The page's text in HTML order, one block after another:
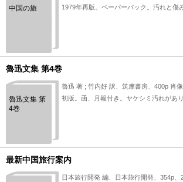
中国の旅
1979年再版。ペーパーバック。汚れと傷
魯迅文集 第4巻
魯迅文集 第
4巻
魯迅 著 ; 竹内好 訳、筑摩書房、400p 肖
初版。函、月報付き。ヤケシミ汚れがあり
最新中国旅行案内
日本旅行開発 編、日本旅行開発、354p、